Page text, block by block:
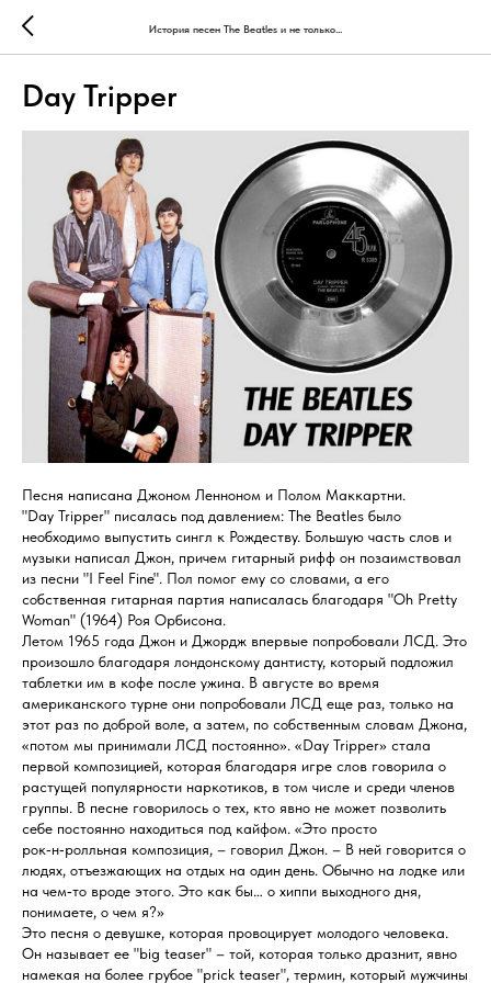
История песен The Beatles и не только...
Day Tripper
Песня написана Джоном Ленноном и Полом Маккартни.
"Day Tripper" писалась под давлением: The Beatles было
необходимо выпустить сингл к Рождеству. Большую часть слов и
музыки написал Джон, причем гитарный рифф он позаимствовал
из песни "I Feel Fine". Пол помог ему со словами, а его
собственная гитарная партия написалась благодаря "Oh Pretty
Woman" (1964) Роя Орбисона.
Летом 1965 года Джон и Джордж впервые попробовали ЛСД. Это
произошло благодаря лондонскому дантисту, который подложил
таблетки им в кофе после ужина. В августе во время
американского турне они попробовали ЛСД еще раз, только на
этот раз по доброй воле, а затем, по собственным словам Джона,
«потом мы принимали ЛСД постоянно». «Day Tripper» стала
первой композицией, которая благодаря игре слов говорила о
растущей популярности наркотиков, в том числе и среди членов
группы. В песне говорилось о тех, кто явно не может позволить
себе постоянно находиться под кайфом. «Это просто
рок‑н‑ролльная композиция, – говорил Джон. – В ней говорится о
людях, отъезжающих на отдых на один день. Обычно на лодке или
на чем‑то вроде этого. Это как бы… о хиппи выходного дня,
понимаете, о чем я?»
Это песня о девушке, которая провоцирует молодого человека.
Он называет ее "big teaser" – той, которая только дразнит, явно
намекая на более грубое "prick teaser", термин, который мужчины